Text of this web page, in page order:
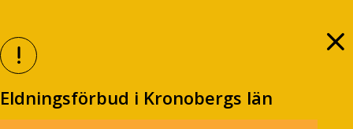
Eldningsförbud i Kronobergs län